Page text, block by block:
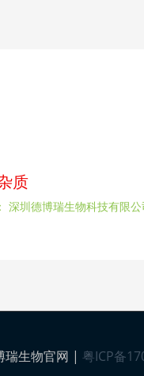
质
深圳德博瑞生物科技有限公
瑞生物官网 | 粤ICP备